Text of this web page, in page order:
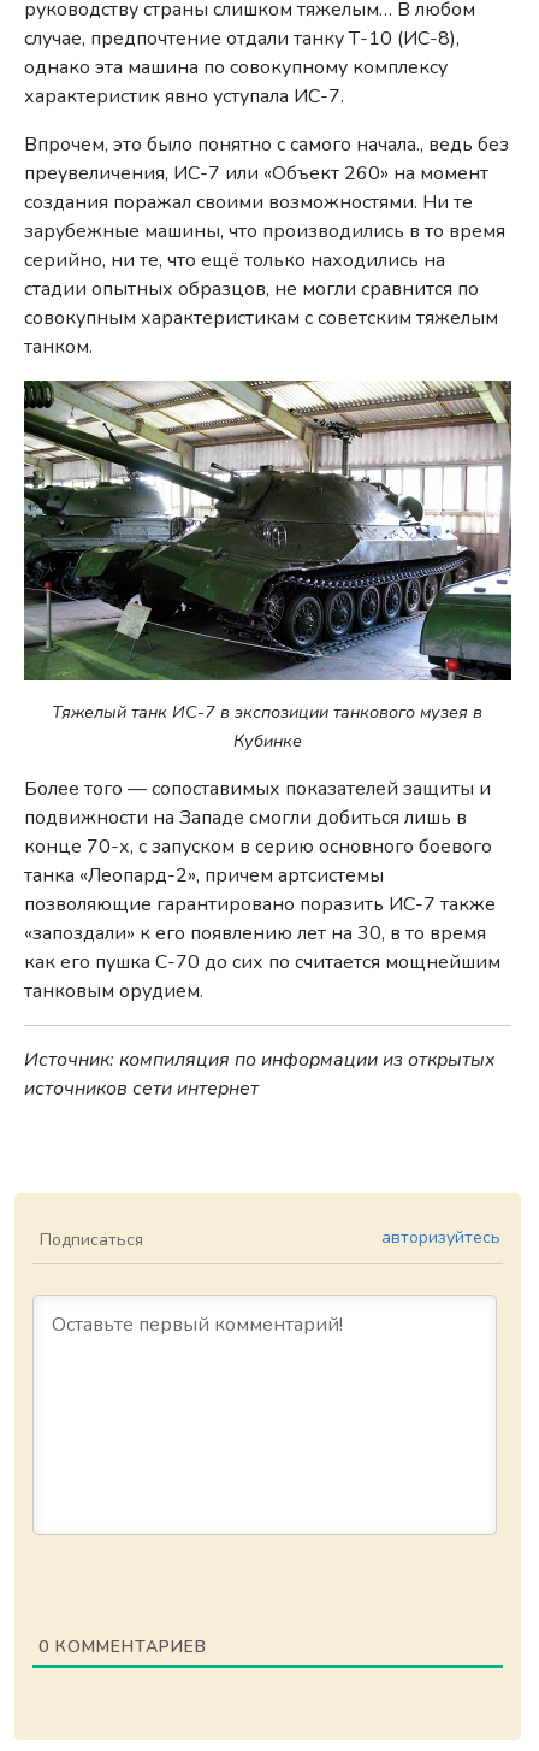
руководству страны слишком тяжелым… В любом
случае, предпочтение отдали танку Т-10 (ИС-8),
однако эта машина по совокупному комплексу
характеристик явно уступала ИС-7.
Впрочем, это было понятно с самого начала., ведь без
преувеличения, ИС-7 или «Объект 260» на момент
создания поражал своими возможностями. Ни те
зарубежные машины, что производились в то время
серийно, ни те, что ещё только находились на
стадии опытных образцов, не могли сравнится по
совокупным характеристикам с советским тяжелым
танком.
Тяжелый танк ИС-7 в экспозиции танкового музея в
Кубинке
Более того — сопоставимых показателей защиты и
подвижности на Западе смогли добиться лишь в
конце 70-х, с запуском в серию основного боевого
танка «Леопард-2», причем артсистемы
позволяющие гарантировано поразить ИС-7 также
«запоздали» к его появлению лет на 30, в то время
как его пушка С-70 до сих по считается мощнейшим
танковым орудием.
Источник: компиляция по информации из открытых
источников сети интернет
Подписаться авторизуйтесь
0 КОММЕНТАРИЕВ